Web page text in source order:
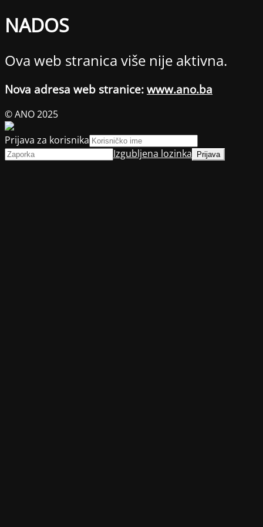
NADOS
Ova web stranica više nije aktivna.
Nova adresa web stranice: www.ano.ba
© ANO 2025
Prijava za korisnika
Izgubljena lozinka